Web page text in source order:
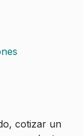
cotizar un